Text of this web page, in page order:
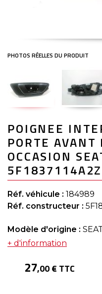
to
the
beginning
of
the
images
gallery
POIGNEE
PORTE AVANT
OCCASION
Réf. véhicule : 184989
Réf. constructeur :
Modèle d'origine :
+ d'information
27,00 € TTC